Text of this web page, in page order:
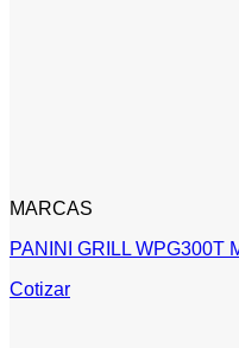
MARCAS
PANINI GRILL WPG300T
Cotizar